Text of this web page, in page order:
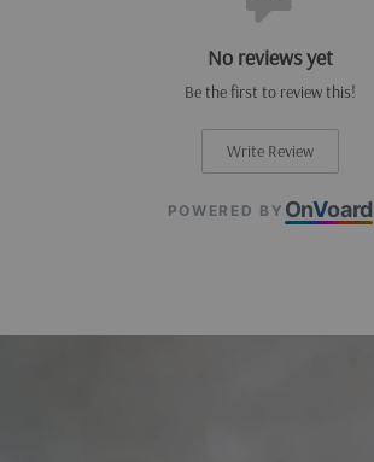
No reviews yet
Be the first to review this!
Write Review
POWERED BY OnVoard